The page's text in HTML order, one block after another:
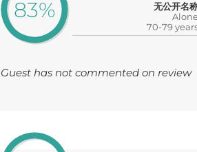
83%
无公开名
70-79
Guest has not commented on review